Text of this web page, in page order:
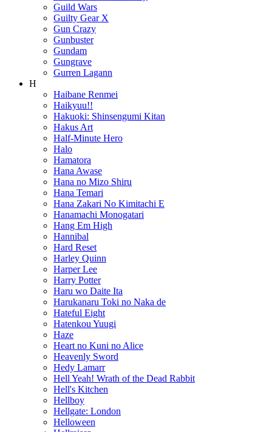
Guild Wars
Guilty Gear X
Gun Crazy
Gunbuster
Gundam
Gungrave
Gurren Lagann
H
Haibane Renmei
Haikyuu!!
Hakuoki: Shinsengumi Kitan
Hakus Art
Half-Minute Hero
Halo
Hamatora
Hana Awase
Hana no Mizo Shiru
Hana Temari
Hana Zakari No Kimitachi E
Hanamachi Monogatari
Hang Em High
Hannibal
Hard Reset
Harley Quinn
Harper Lee
Harry Potter
Haru wo Daite Ita
Harukanaru Toki no Naka de
Hateful Eight
Hatenkou Yuugi
Haze
Heart no Kuni no Alice
Heavenly Sword
Hedy Lamarr
Hell Yeah! Wrath of the Dead Rabbit
Hell's Kitchen
Hellboy
Hellgate: London
Helloween